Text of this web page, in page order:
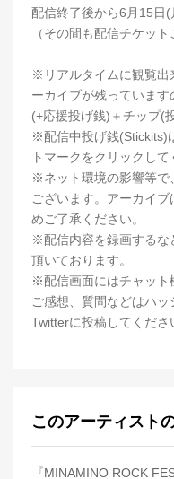
配信終了後から6月15日(
（その間も配信チケット
※リアルタイムに観覧出
ーカイブが残っていま
(+応援投げ銭)＋チップ(
※配信中投げ銭(Stickits)
トマークをクリックして
※ネット環境の影響等で
ございます。アーカイ
めご了承ください。
※配信内容を録画するな
頂いております。
※配信画面にはチャット
ご感想、質問などはハ
Twitterに投稿してくださ
このアーティスト
『MINAMINO ROCK